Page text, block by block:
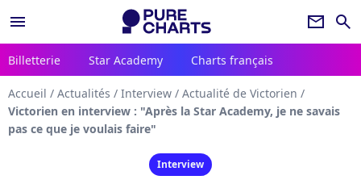
menu newsletter search
Billetterie Star Academy Charts français
Accueil / Actualités / Interview / Actualité de Victorien /
Victorien en interview : "Après la Star Academy, je ne savais
pas ce que je voulais faire"
Interview